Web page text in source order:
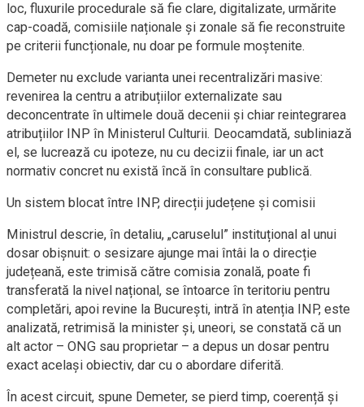
loc, fluxurile procedurale să fie clare, digitalizate, urmărite
cap-coadă, comisiile naționale și zonale să fie reconstruite
pe criterii funcționale, nu doar pe formule moștenite.
Demeter nu exclude varianta unei recentralizări masive:
revenirea la centru a atribuțiilor externalizate sau
deconcentrate în ultimele două decenii și chiar reintegrarea
atribuțiilor INP în Ministerul Culturii. Deocamdată, subliniază
el, se lucrează cu ipoteze, nu cu decizii finale, iar un act
normativ concret nu există încă în consultare publică.
Un sistem blocat între INP, direcții județene și comisii
Ministrul descrie, în detaliu, „caruselul” instituțional al unui
dosar obișnuit: o sesizare ajunge mai întâi la o direcție
județeană, este trimisă către comisia zonală, poate fi
transferată la nivel național, se întoarce în teritoriu pentru
completări, apoi revine la București, intră în atenția INP, este
analizată, retrimisă la minister și, uneori, se constată că un
alt actor – ONG sau proprietar – a depus un dosar pentru
exact același obiectiv, dar cu o abordare diferită.
În acest circuit, spune Demeter, se pierd timp, coerență și